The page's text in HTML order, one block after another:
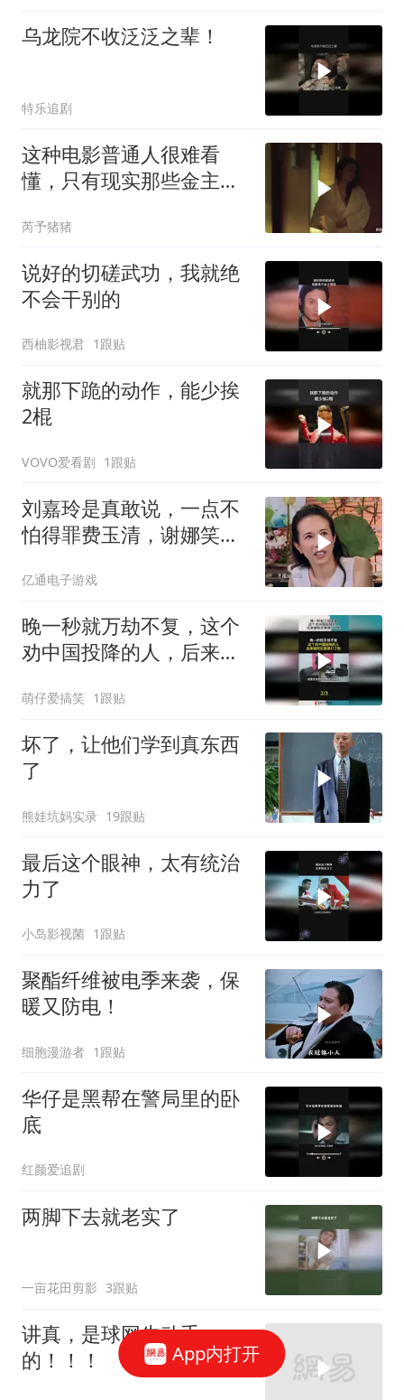
乌龙院不收泛泛之辈！
特乐追剧
这种电影普通人很难看
懂，只有现实那些金主看
芮予猪猪
说好的切磋武功，我就绝
不会干别的
西柚影视君 1跟贴
就那下跪的动作，能少挨
2棍
VOVO爱看剧 1跟贴
刘嘉玲是真敢说，一点不
怕得罪费玉清，谢娜笑到
亿通电子游戏
晚一秒就万劫不复，这个
劝中国投降的人，后来被
萌仔爱搞笑 1跟贴
坏了，让他们学到真东西
了
熊娃坑妈实录 19跟贴
最后这个眼神，太有统治
力了
小岛影视菌 1跟贴
聚酯纤维被电季来袭，保
暖又防电！
细胞漫游者 1跟贴
华仔是黑帮在警局里的卧
底
红颜爱追剧
两脚下去就老实了
一亩花田剪影 3跟贴
讲真，是球网先动手
的！！！
App内打开